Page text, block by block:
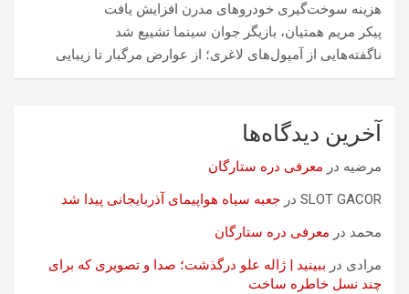
هزینه سوخت‌گیری خودرو‌های مدرن افزایش یافت
پیکر مریم همتیان، بازیگر جوان سینما تشییع شد
ناگفته‌هایی از آمپول‌های لاغری؛ از عوارض مرگبار تا زیبایی
آخرین دیدگاه‌ها
مرضیه در معرفی دره ستارگان
SLOT GACOR در جعبه سیاه هواپیمای آذربایجانی پیدا شد
محمد در معرفی دره ستارگان
مرادی در ببینید | ژاله علو درگذشت؛ صدا و تصویری که برای
چند نسل خاطره ساخت